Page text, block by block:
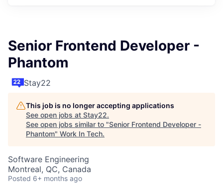
Senior Frontend Developer -
Phantom
Stay22
This job is no longer accepting applications
See open jobs at Stay22.
See open jobs similar to "Senior Frontend Developer -
Phantom" Work In Tech.
Software Engineering
Montreal, QC, Canada
Posted 6+ months ago